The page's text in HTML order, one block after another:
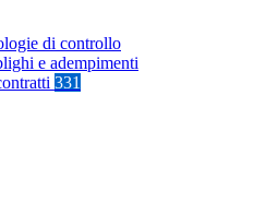
di controllo
e adempimenti
331